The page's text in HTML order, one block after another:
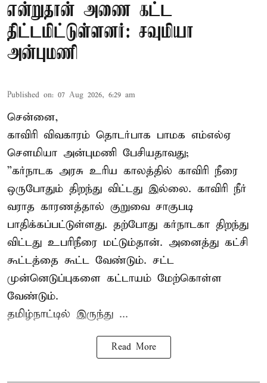
என்றுதான் அணை கட்ட
திட்டமிட்டுள்ளனர்: சவுமியா
அன்புமணி
Published on: 07 Aug 2026, 6:29 am
சென்னை,
காவிரி விவகாரம் தொடர்பாக பாமக எம்எல்ஏ
சௌமியா அன்புமணி பேசியதாவது;
”கர்நாடக அரசு உரிய காலத்தில் காவிரி நீரை
ஒருபோதும் திறந்து விட்டது இல்லை. காவிரி நீர்
வராத காரணத்தால் குறுவை சாகுபடி
பாதிக்கப்பட்டுள்ளது. தற்போது கர்நாடகா திறந்து
விட்டது உபரிநீரை மட்டும்தான். அனைத்து கட்சி
கூட்டத்தை கூட்ட வேண்டும். சட்ட
முன்னெடுப்புகளை கட்டாயம் மேற்கொள்ள
வேண்டும்.
தமிழ்நாட்டில் இருந்து ...
Read More